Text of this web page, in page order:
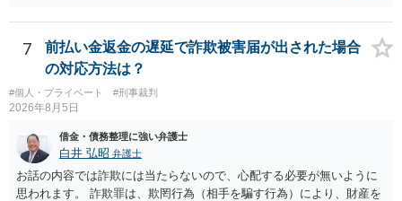
7
前払い金返金の遅延で詐欺被害届が出された場合
の対応方法は？
#個人・プライベート #刑事裁判
2026年8月5日
借金・債務整理に強い弁護士
白井 弘昭 弁護士
お話の内容では詐欺には当たらないので、心配する必要が無いように
思われます。 詐欺罪は、欺罔行為（相手を騙す行為）により、財産を